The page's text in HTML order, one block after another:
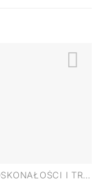
NIEDOSKONAŁOŚCI I TRĄDZIK